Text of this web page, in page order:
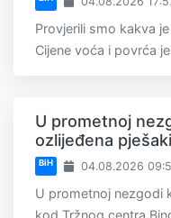
Provjerili smo kakva
Cijene voća i povrća
U prometnoj
ozlijeđena
BiH 04.08.2026
U prometnoj nezgodi
kod Tržnog centra